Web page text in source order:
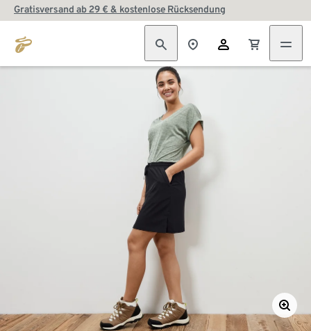
Gratisversand ab 29 € & kostenlose Rücksendung